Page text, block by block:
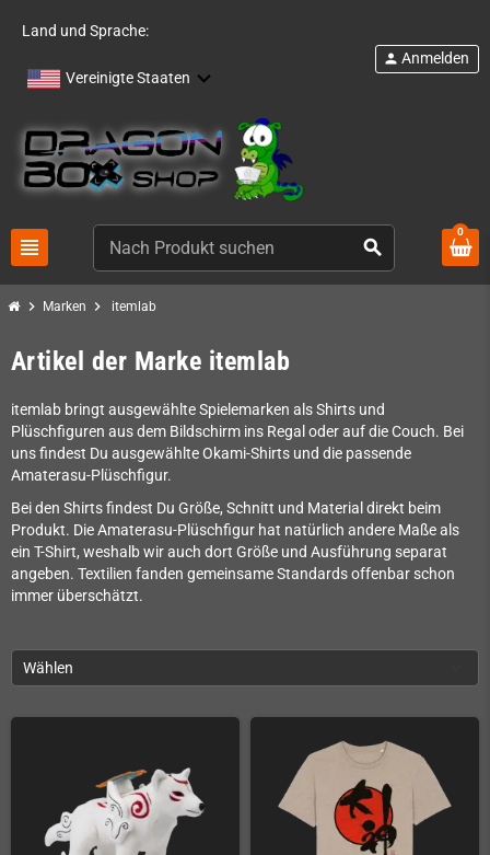
Land und Sprache:
Vereinigte Staaten
view_headline search
person Anmelden
0
chevron_right Marken chevron_right itemlab
Artikel der Marke itemlab
itemlab bringt ausgewählte Spielemarken als Shirts und
Plüschfiguren aus dem Bildschirm ins Regal oder auf die Couch. Bei
uns findest Du ausgewählte Okami-Shirts und die passende
Amaterasu-Plüschfigur.
Bei den Shirts findest Du Größe, Schnitt und Material direkt beim
Produkt. Die Amaterasu-Plüschfigur hat natürlich andere Maße als
ein T-Shirt, weshalb wir auch dort Größe und Ausführung separat
angeben. Textilien fanden gemeinsame Standards offenbar schon
immer überschätzt.
Wählen